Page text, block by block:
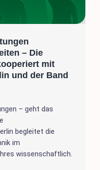
– Die
mit
und der Band
– geht das
begleitet die
im
wissenschaftlich.